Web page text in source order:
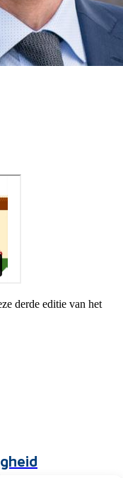
derde editie van het